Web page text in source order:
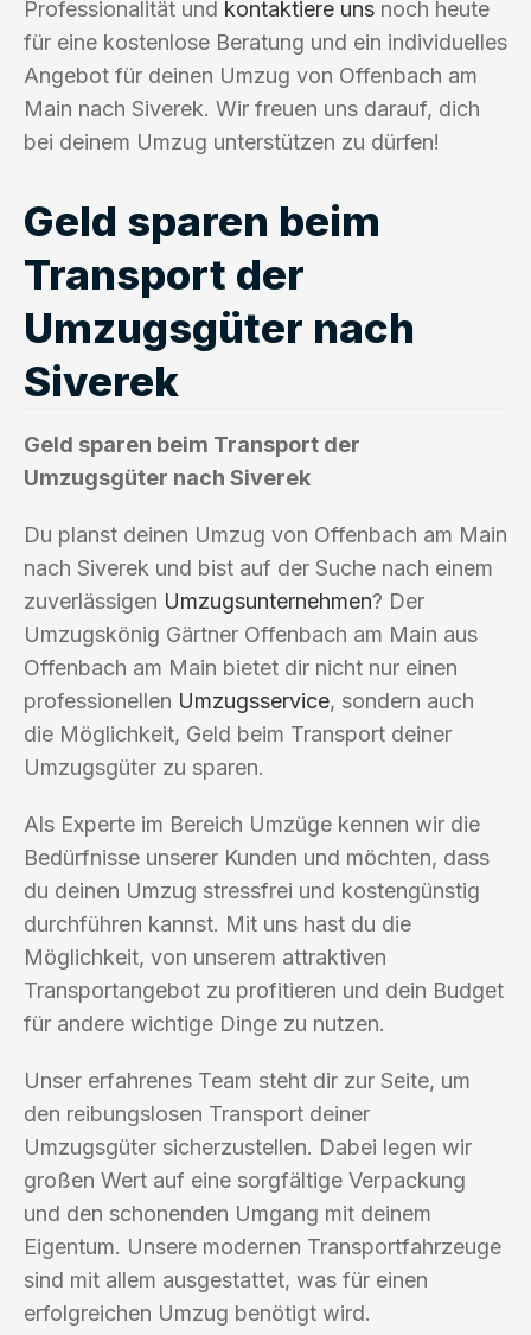
Professionalität und kontaktiere uns noch heute
für eine kostenlose Beratung und ein individuelles
Angebot für deinen Umzug von Offenbach am
Main nach Siverek. Wir freuen uns darauf, dich
bei deinem Umzug unterstützen zu dürfen!
Geld sparen beim
Transport der
Umzugsgüter nach
Siverek
Geld sparen beim Transport der
Umzugsgüter nach Siverek
Du planst deinen Umzug von Offenbach am Main
nach Siverek und bist auf der Suche nach einem
zuverlässigen Umzugsunternehmen? Der
Umzugskönig Gärtner Offenbach am Main aus
Offenbach am Main bietet dir nicht nur einen
professionellen Umzugsservice, sondern auch
die Möglichkeit, Geld beim Transport deiner
Umzugsgüter zu sparen.
Als Experte im Bereich Umzüge kennen wir die
Bedürfnisse unserer Kunden und möchten, dass
du deinen Umzug stressfrei und kostengünstig
durchführen kannst. Mit uns hast du die
Möglichkeit, von unserem attraktiven
Transportangebot zu profitieren und dein Budget
für andere wichtige Dinge zu nutzen.
Unser erfahrenes Team steht dir zur Seite, um
den reibungslosen Transport deiner
Umzugsgüter sicherzustellen. Dabei legen wir
großen Wert auf eine sorgfältige Verpackung
und den schonenden Umgang mit deinem
Eigentum. Unsere modernen Transportfahrzeuge
sind mit allem ausgestattet, was für einen
erfolgreichen Umzug benötigt wird.